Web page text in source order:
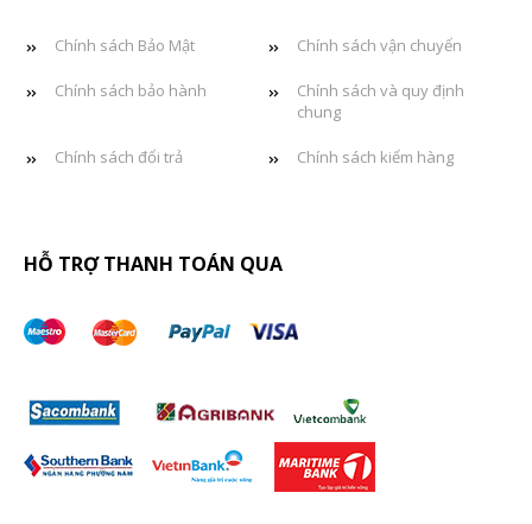
Chính sách Bảo Mật Chính sách vận chuyển
Chính sách bảo hành
Chính sách và quy định
chung
Chính sách đổi trả Chính sách kiểm hàng
HỖ TRỢ THANH TOÁN QUA